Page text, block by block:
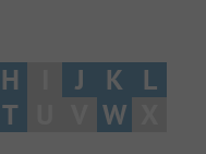
H J K
L
T W